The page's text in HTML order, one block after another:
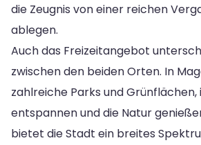
die Zeugnis von einer reichen
ablegen.
Auch das Freizeitangebot
zwischen den beiden Orten. In
zahlreiche Parks und
entspannen und die Natur
bietet die Stadt ein breites